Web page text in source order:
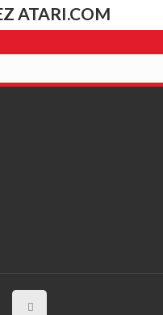
ATARI.COM